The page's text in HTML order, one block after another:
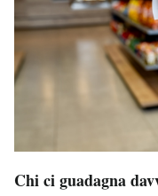
Chi ci guadagna